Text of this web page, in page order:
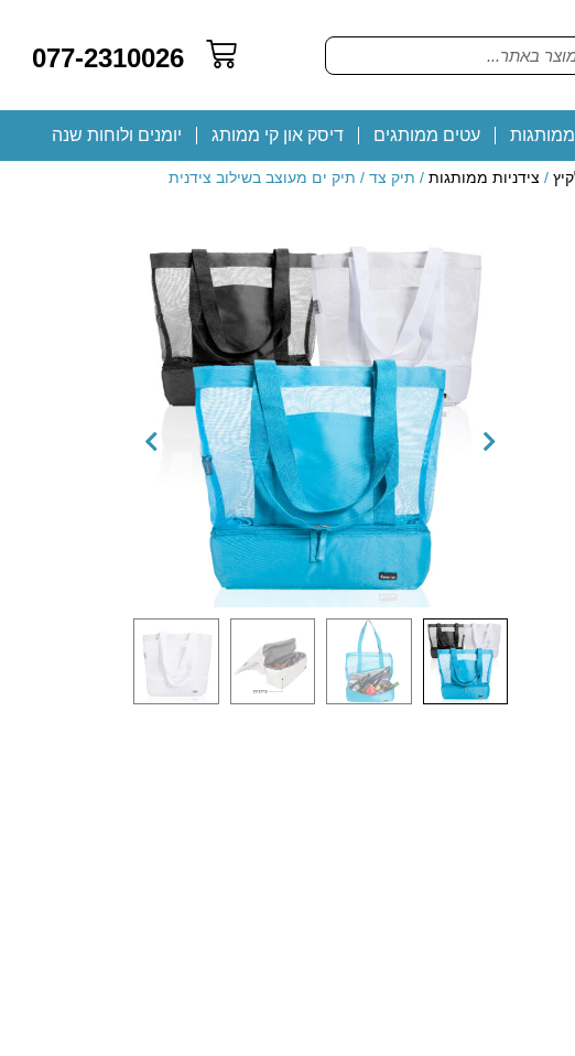
077-2310026
עטים ממותגים דיסק און קי ממותג יומנים ולוחות שנה
/ צידניות ממותגות / תיק צד / תיק ים מעוצב בשילוב צידנית